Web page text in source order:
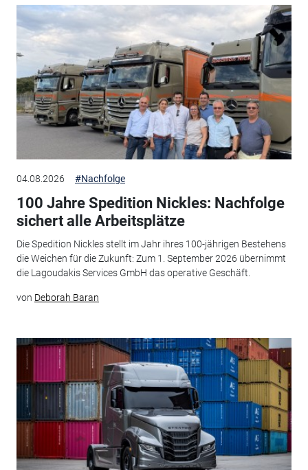
04.08.2026 #Nachfolge
100 Jahre Spedition Nickles: Nachfolge
sichert alle Arbeitsplätze
Die Spedition Nickles stellt im Jahr ihres 100-jährigen Bestehens
die Weichen für die Zukunft: Zum 1. September 2026 übernimmt
die Lagoudakis Services GmbH das operative Geschäft.
von Deborah Baran